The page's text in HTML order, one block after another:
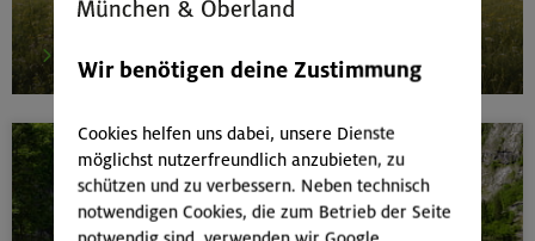
mehr
Wir benötigen deine Zustimmung
Cookies helfen uns dabei, unsere Dienste
möglichst nutzerfreundlich anzubieten, zu
schützen und zu verbessern. Neben technisch
notwendigen Cookies, die zum Betrieb der Seite